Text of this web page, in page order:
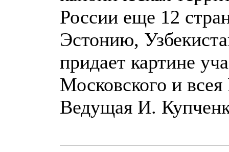
России еще 12
Эстонию,
придает картине
Московского и
Ведущая И.